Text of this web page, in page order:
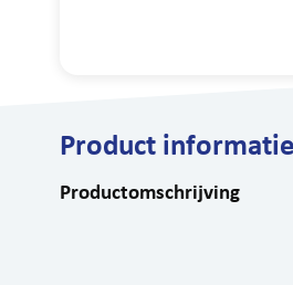
Product informatie
Productomschrijving